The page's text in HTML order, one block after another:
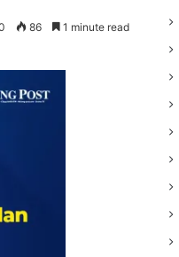
86 1 minute read